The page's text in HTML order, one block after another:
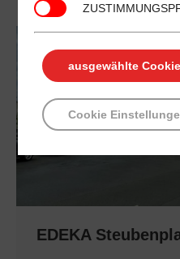
EDEKA
ausgewählte
Cookie